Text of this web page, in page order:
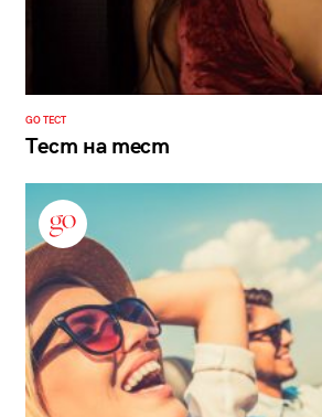
GO ТЕСТ
Тест на тест